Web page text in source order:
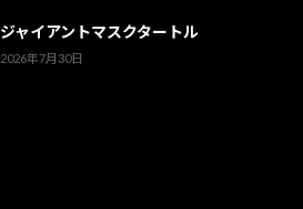
ジャイアントマスクタートル
2026年7月30日